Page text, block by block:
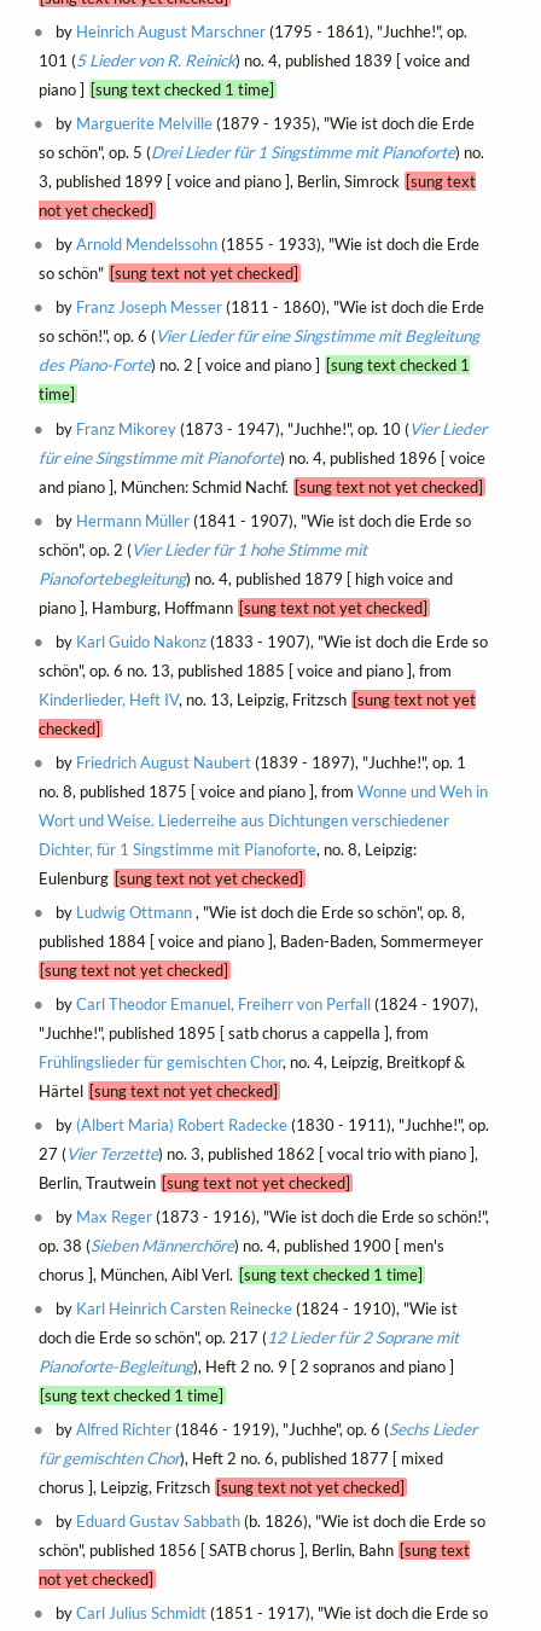
by Heinrich August Marschner(1795 - 1861), "Juchhe!", op.
101 (5 Lieder von R. Reinick) no. 4, published 1839 [ voice and
piano ] [sung text checked 1 time]
by Marguerite Melville(1879 - 1935), "Wie ist doch die Erde
so schön", op. 5 (Drei Lieder für 1 Singstimme mit Pianoforte) no.
3, published 1899 [ voice and piano ], Berlin, Simrock [sung text
not yet checked]
byArnold Mendelssohn(1855 - 1933), "Wie ist doch die Erde
so schön" [sung text not yet checked]
by Franz Joseph Messer(1811 - 1860), "Wie ist doch die Erde
so schön!", op. 6 (Vier Lieder für eine Singstimme mit Begleitung
des Piano-Forte) no. 2 [ voice and piano ] [sung text checked 1
time]
by Franz Mikorey(1873 - 1947), "Juchhe!", op. 10 (Vier Lieder
für eine Singstimme mit Pianoforte) no. 4, published 1896 [ voice
and piano ], München: Schmid Nachf. [sung text not yet checked]
by Hermann Müller(1841 - 1907), "Wie ist doch die Erde so
schön", op. 2 (Vier Lieder für 1 hohe Stimme mit
Pianofortebegleitung) no. 4, published 1879 [ high voice and
piano ], Hamburg, Hoffmann [sung text not yet checked]
by Karl Guido Nakonz(1833 - 1907), "Wie ist doch die Erde so
schön", op. 6 no. 13, published 1885 [ voice and piano ], from
Kinderlieder, Heft IV, no. 13, Leipzig, Fritzsch [sung text not yet
checked]
by Friedrich August Naubert(1839 - 1897), "Juchhe!", op. 1
no. 8, published 1875 [ voice and piano ], from Wonne und Weh in
Wort und Weise. Liederreihe aus Dichtungen verschiedener
Dichter, für 1 Singstimme mit Pianoforte, no. 8, Leipzig:
Eulenburg [sung text not yet checked]
by Ludwig Ottmann, "Wie ist doch die Erde so schön", op. 8,
published 1884 [ voice and piano ], Baden-Baden, Sommermeyer
[sung text not yet checked]
byCarl Theodor Emanuel, Freiherr von Perfall(1824 - 1907),
"Juchhe!", published 1895 [ satb chorus a cappella ], from
Frühlingslieder für gemischten Chor, no. 4, Leipzig, Breitkopf &
Härtel [sung text not yet checked]
by (Albert Maria) Robert Radecke(1830 - 1911), "Juchhe!", op.
27 (Vier Terzette) no. 3, published 1862 [ vocal trio with piano ],
Berlin, Trautwein [sung text not yet checked]
by Max Reger(1873 - 1916), "Wie ist doch die Erde so schön!",
op. 38 (Sieben Männerchöre) no. 4, published 1900 [ men's
chorus ], München, Aibl Verl. [sung text checked 1 time]
by Karl Heinrich Carsten Reinecke(1824 - 1910), "Wie ist
doch die Erde so schön", op. 217 (12 Lieder für 2 Soprane mit
Pianoforte-Begleitung), Heft 2 no. 9 [ 2 sopranos and piano ]
[sung text checked 1 time]
byAlfred Richter(1846 - 1919), "Juchhe", op. 6 (Sechs Lieder
für gemischten Chor), Heft 2 no. 6, published 1877 [ mixed
chorus ], Leipzig, Fritzsch [sung text not yet checked]
by Eduard Gustav Sabbath(b. 1826), "Wie ist doch die Erde so
schön", published 1856 [ SATB chorus ], Berlin, Bahn [sung text
not yet checked]
byCarl Julius Schmidt(1851 - 1917), "Wie ist doch die Erde so